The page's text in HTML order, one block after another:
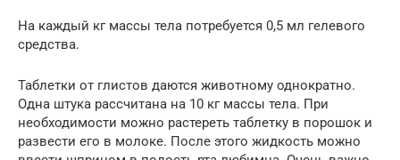
На каждый кг массы тела потребуется 0,5 мл гелевого
средства.
Таблетки от глистов даются животному однократно.
Одна штука рассчитана на 10 кг массы тела. При
необходимости можно растереть таблетку в порошок и
развести его в молоке. После этого жидкость можно